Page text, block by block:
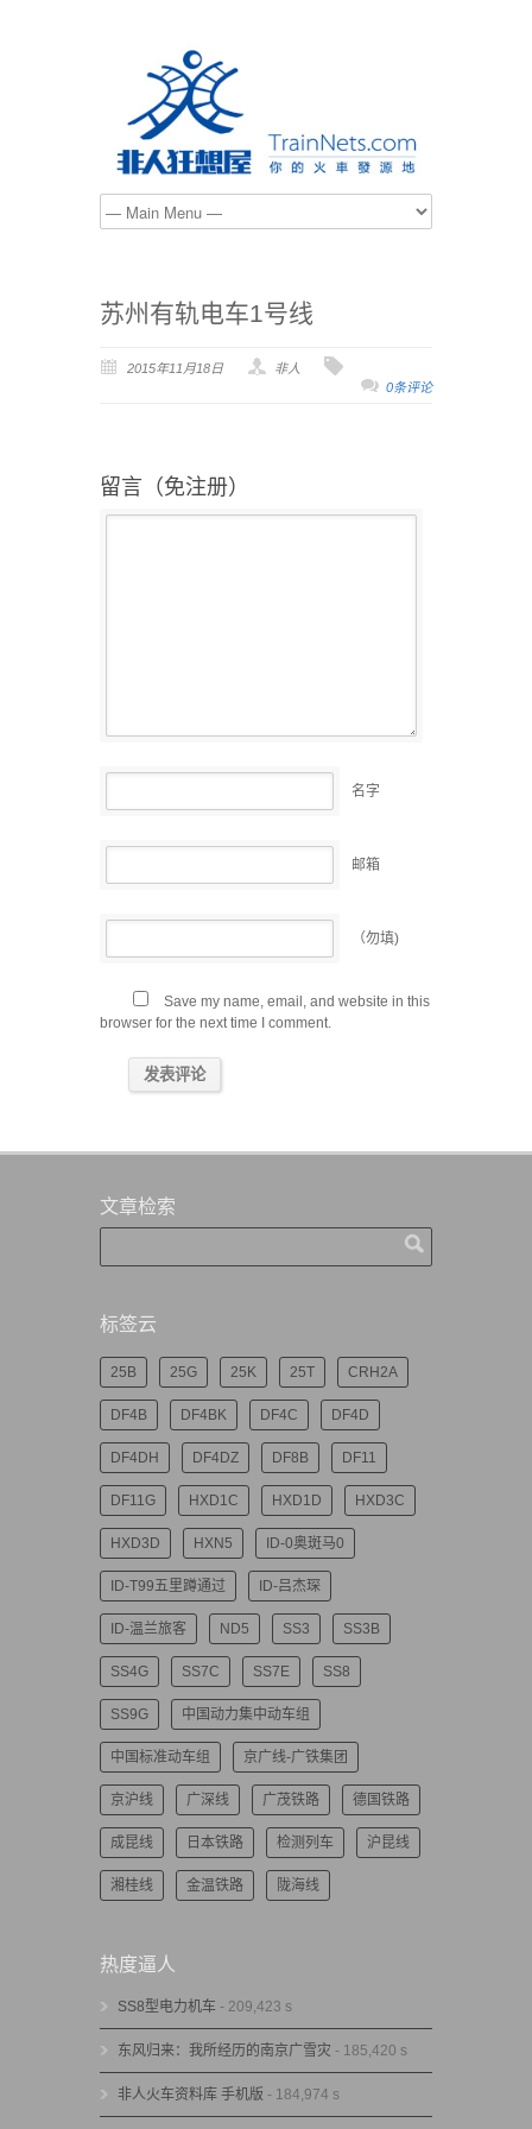
苏州有轨电车1号线
2015年11月18日
非人
0条评论
留言（免注册）
名字
邮箱
（勿填)
Save my name, email, and website in this
browser for the next time I comment.
文章检索
标签云
25B 25G 25K 25T CRH2A
DF4B DF4BK DF4C DF4D
DF4DH DF4DZ DF8B DF11
DF11G HXD1C HXD1D HXD3C
HXD3D HXN5 ID-0奥斑马0
ID-T99五里蹲通过 ID-吕杰琛
ID-温兰旅客 ND5 SS3 SS3B
SS4G SS7C SS7E SS8
SS9G 中国动力集中动车组
中国标准动车组 京广线-广铁集团
京沪线 广深线 广茂铁路 德国铁路
成昆线 日本铁路 检测列车 沪昆线
湘桂线 金温铁路 陇海线
热度逼人
SS8型电力机车 - 209,423 s
东风归来：我所经历的南京广雪灾 - 185,420 s
非人火车资料库 手机版 - 184,974 s